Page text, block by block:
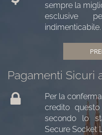
sempre la
esclusive
indimenticabile.
Pagamenti Sicuri
Per la
credito
secondo lo
Secure Socket